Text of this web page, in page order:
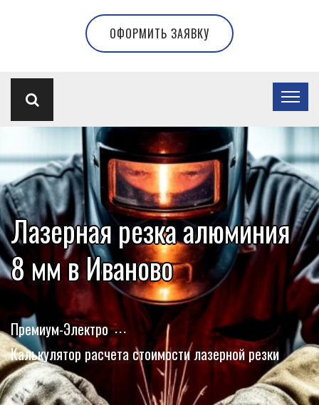
ОФОРМИТЬ ЗАЯВКУ
Лазерная резка алюминия
8 мм в Иваново
Премиум-Электро
Калькулятор расчета стоимости лазерной резки